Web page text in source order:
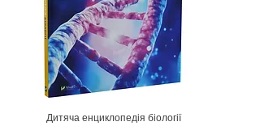
Дитяча енциклопедія біології